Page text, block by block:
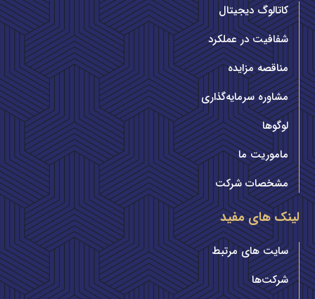
کاتالوگ دیجیتال
شفافیت در عملکرد
مناقصه مزایده
مشاوره سرمایه‌گذاری
لوگوها
ماموریت ما
مشخصات شرکت
لینک های مفید
سایت های مرتبط
شرکت‌ها